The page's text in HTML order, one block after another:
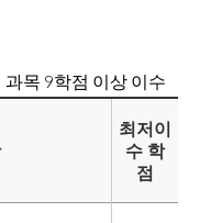
목 9학점 이상 이수
최저이
수 학
점